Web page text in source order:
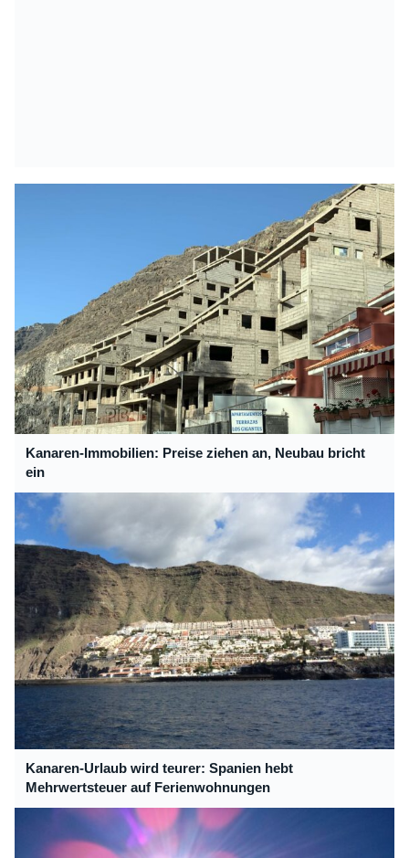
Kanaren-Immobilien: Preise ziehen an, Neubau bricht
ein
Kanaren-Urlaub wird teurer: Spanien hebt
Mehrwertsteuer auf Ferienwohnungen